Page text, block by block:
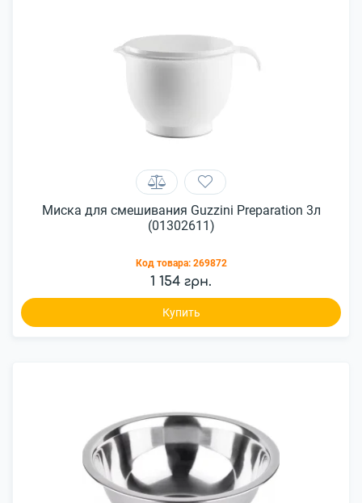
Миска для смешивания Guzzini Preparation 3л
(01302611)
Код товара: 269872
1 154 грн.
Купить